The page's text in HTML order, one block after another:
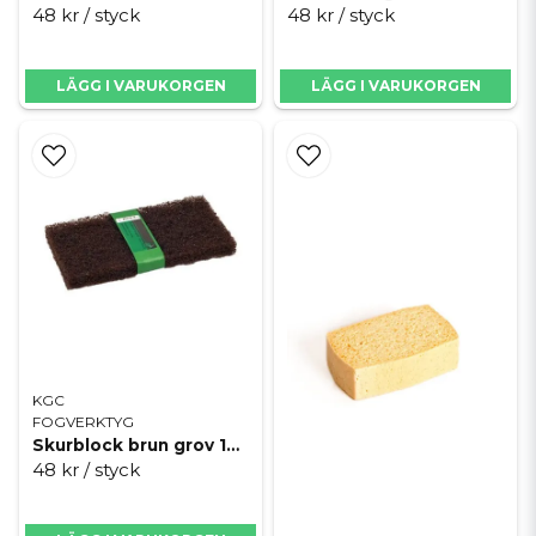
tvättsvampar
tvättsvampar är designade för att hålla länge och bibehålla sin
funktionalitet även vid regelbundet användande. Tillverkade av
med fukt och kemikalier, är de ett kostnadseffektivt val för ditt
projekt. Du kan vara säker på att våra svampar kommer att ge ett
konsekvent bra resultat under hela din arbetsperiod.
48 kr / styck
LÄGG I VARUKORGEN
48 kr / styck
LÄGG I VARUKORGEN
KGC
FOGVERKTYG
Skurblock brun grov 120x240x25
48 kr / styck